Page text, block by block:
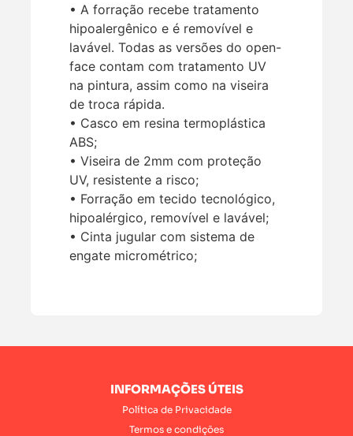
• A forração recebe tratamento
hipoalergênico e é removível e
lavável. Todas as versões do open-
face contam com tratamento UV
na pintura, assim como na viseira
de troca rápida.
• Casco em resina termoplástica
ABS;
• Viseira de 2mm com proteção
UV, resistente a risco;
• Forração em tecido tecnológico,
hipoalérgico, removível e lavável;
• Cinta jugular com sistema de
engate micrométrico;
INFORMAÇÕES ÚTEIS
Política de Privacidade
Termos e condições